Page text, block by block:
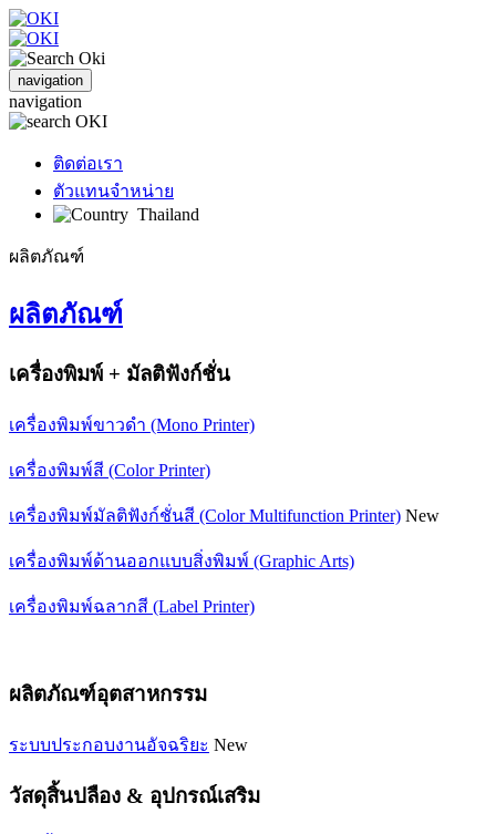
navigation
navigation
ติดต่อเรา
ตัวแทนจำหน่าย
Thailand
ผลิตภัณฑ์
ผลิตภัณฑ์
เครื่องพิมพ์ + มัลติฟังก์ชั่น
เครื่องพิมพ์ขาวดำ (Mono Printer)
เครื่องพิมพ์สี (Color Printer)
เครื่องพิมพ์มัลติฟังก์ชั่นสี (Color Multifunction Printer) New
เครื่องพิมพ์ด้านออกแบบสิ่งพิมพ์ (Graphic Arts)
เครื่องพิมพ์ฉลากสี (Label Printer)
ผลิตภัณฑ์อุตสาหกรรม
ระบบประกอบงานอัจฉริยะ New
วัสดุสิ้นปลือง & อุปกรณ์เสริม